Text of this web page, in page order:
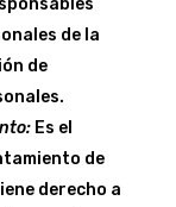
de la
de
Es el
de
derecho a